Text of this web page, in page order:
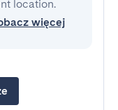
location.
więcej